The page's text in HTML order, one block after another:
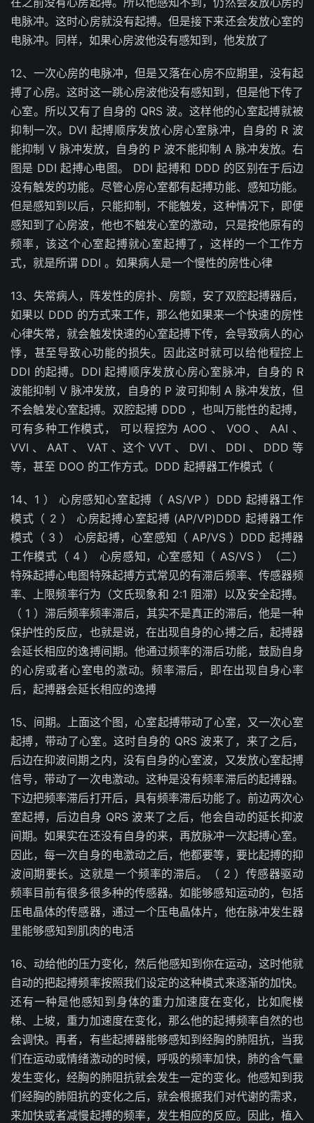
电脉冲。这时心房就没有起搏。但是接下来还会发放心室的
电脉冲。同样，如果心房波他没有感知到，他发放了
12、一次心房的电脉冲，但是又落在心房不应期里，没有起
搏了心房。这时这一跳心房波他没有感知到，但是他下传了
心室。所以又有了自身的 QRS 波。这样他的心室起搏就被
抑制一次。DVI 起搏顺序发放心房心室脉冲，自身的 R 波
能抑制 V 脉冲发放，自身的 P 波不能抑制 A 脉冲发放。右
图是 DDI 起搏心电图。 DDI 起搏和 DDD 的区别在于后边
没有触发的功能。尽管心房心室都有起搏功能、感知功能。
但是感知到以后，只能抑制，不能触发，这种情况下，即便
感知到了心房波，他也不触发心室的激动，只是按他原有的
频率，该这个心室起搏就心室起搏了，这样的一个工作方
式，就是所谓 DDI 。如果病人是一个慢性的房性心律
13、失常病人，阵发性的房扑、房颤，安了双腔起搏器后，
如果以 DDD 的方式来工作，那么他如果来一个快速的房性
心律失常，就会触发快速的心室起搏下传，会导致病人的心
悸，甚至导致心功能的损失。因此这时就可以给他程控上
DDI 的起搏。DDI 起搏顺序发放心房心室脉冲，自身的 R
波能抑制 V 脉冲发放，自身的 P 波可抑制 A 脉冲发放，但
不会触发心室起搏。双腔起搏 DDD ，也叫万能性的起搏，
可有多种工作模式， 可以程控为 AOO 、 VOO 、 AAI 、
VVI 、 AAT 、 VAT 、这个 VVT 、 DVI 、 DDI 、 DDD 等
等，甚至 DOO 的工作方式。DDD 起搏器工作模式（
14、1 ） 心房感知心室起搏（ AS/VP ）DDD 起搏器工作
模式（ 2 ） 心房起搏心室起搏 (AP/VP)DDD 起搏器工作
模式（ 3 ） 心房起搏，心室感知（ AP/VS ）DDD 起搏器
工作模式（ 4 ） 心房感知，心室感知（ AS/VS ）（二）
特殊起搏心电图特殊起搏方式常见的有滞后频率、传感器频
率、上限频率行为（文氏现象和 2:1 阻滞）以及安全起搏。
（ 1 ）滞后频率频率滞后，其实不是真正的滞后，他是一种
保护性的反应，也就是说，在出现自身的心搏之后，起搏器
会延长相应的逸搏间期。他通过频率的滞后功能，鼓励自身
的心房或者心室电的激动。频率滞后，即在出现自身心率
后，起搏器会延长相应的逸搏
15、间期。上面这个图，心室起搏带动了心室，又一次心室
起搏，带动了心室。这时自身的 QRS 波来了，来了之后，
后边在抑波间期之内，没有自身的心室波，又发放心室起搏
信号，带动了一次电激动。这种是没有频率滞后的起搏器。
下边把频率滞后打开后，具有频率滞后功能了。前边两次心
室起搏，后边自身 QRS 波来了之后，他会自动的延长抑波
间期。如果实在还没有自身的来，再放脉冲一次起搏心室。
因此，每一次自身的电激动之后，他都要等，要比起搏的抑
波间期要长。这就是一个频率的滞后。（ 2 ）传感器驱动
频率目前有很多很多种的传感器。如能够感知运动的，包括
压电晶体的传感器，通过一个压电晶体片，他在脉冲发生器
里能够感知到肌肉的电活
16、动给他的压力变化，然后他感知到你在运动，这时他就
自动的把起搏频率按照我们设定的这种模式来逐渐的加快。
还有一种是他感知到身体的重力加速度在变化，比如爬楼
梯、上坡，重力加速度在变化，那么他的起搏频率自然的也
会调快。再者，有些起搏器能够感知到经胸的肺阻抗，当我
们在运动或情绪激动的时候，呼吸的频率加快，肺的含气量
发生变化，经胸的肺阻抗就会发生一定的变化。他感知到我
们经胸的肺阻抗的变化之后，就会根据我们对代谢的需求，
来加快或者减慢起搏的频率，发生相应的反应。因此，植入